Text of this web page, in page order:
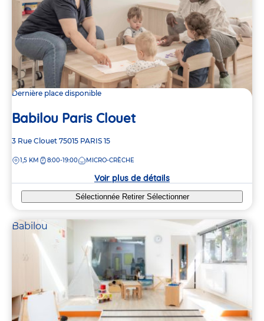
Dernière place disponible
Babilou Paris Clouet
Adresse
la
3 Rue Clouet 75015 PARIS 15
DISTANCE
1,5 KM 8:00-19:00 MICRO-CRÈCHE
Voir plus de détails
Sélectionnée Retirer Sélectionner
Babilou